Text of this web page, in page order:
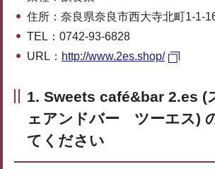
住所：奈良県奈良市西大寺北町1-1-
TEL：0742-93-6828
URL： http://www.2es.shop/
1. Sweets café&bar 2.es (
ェアンドバー ツーエス)
てください